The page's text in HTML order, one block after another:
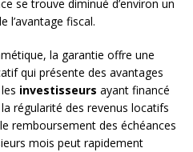
se trouve diminué d’environ un
l’avantage fiscal.
la garantie offre une
qui présente des avantages
investisseurs ayant financé
régularité des revenus locatifs
remboursement des échéances
mois peut rapidement